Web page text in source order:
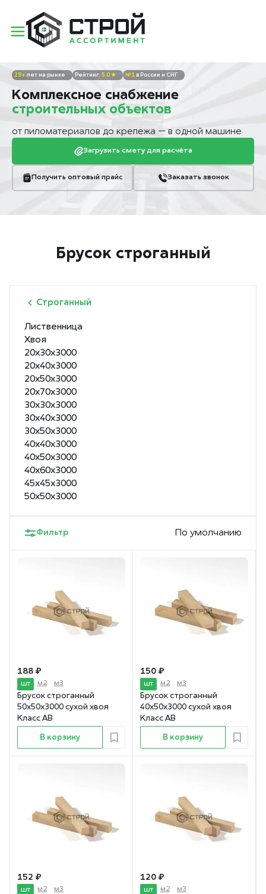
Комплексное снабжение
строительных объектов
от пиломатериалов до крепежа — в одной машине
Загрузить смету для расчёта
Получить оптовый прайс Заказать звонок
29+ лет на рынке 5.0 ★ №1 в России и СНГ
Брусок строганный
Строганный
Лиственница
Хвоя
20х30х3000
20х40х3000
20х50х3000
20х70х3000
30х30х3000
30х40х3000
30х50х3000
40х40х3000
40х50х3000
40х60х3000
45х45х3000
50х50х3000
Фильтр По умолчанию
188 ₽
шт м2 м3
Брусок строганный
50х50х3000 сухой хвоя
Класс АВ
В корзину
150 ₽
шт м2 м3
Брусок строганный
40х50х3000 сухой хвоя
Класс АВ
В корзину
152 ₽
шт м2 м3
120 ₽
шт м2 м3